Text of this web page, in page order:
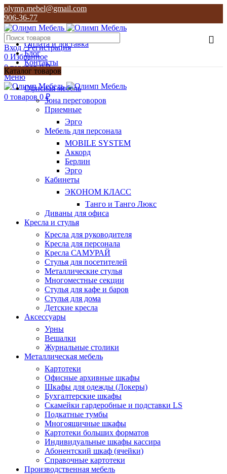
olymp.mebel@gmail.com
906-36-77
О нас
Оплата и доставка
Блог
Контакты
906-36-77
Вход / Регистрация
0 Избранное
0товаров 0₽
Меню
0 товаров 0₽
Каталог товаров
Офисная мебель
Зона переговоров
Приемные
Эрго
Мебель для персонала
MOBILE SYSTEM
Аккорд
Берлин
Эрго
Кабинеты
ЭКОНОМ КЛАСС
Танго и Танго Люкс
Диваны для офиса
Кресла и стулья
Кресла для руководителя
Кресла для персонала
Кресла САМУРАЙ
Стулья для посетителей
Металлические стулья
Многоместные секции
Стулья для кафе и баров
Стулья для дома
Детские кресла
Аксессуары
Урны
Вешалки
Журнальные столики
Металлическая мебель
Картотеки
Офисные архивные шкафы
Шкафы для одежды (Локеры)
Бухгалтерские шкафы
Скамейки гардеробные и подставки LS
Подкатные тумбы
Многоящичные шкафы
Картотеки больших форматов
Индивидуальные шкафы кассира
Абонентский шкаф (ячейки)
Справочные картотеки
Производственная мебель